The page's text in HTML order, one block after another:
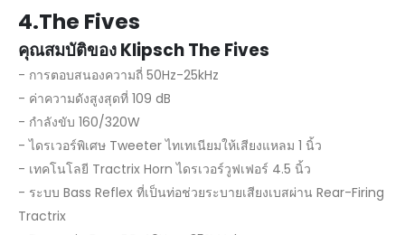
4.The Fives
คุณสมบัติของ Klipsch The Fives
- การตอบสนองความถี่ 50Hz-25kHz
- ค่าความดังสูงสุดที่ 109 dB
- กำลังขับ 160/320W
- ไดรเวอร์พิเศษ Tweeter ไทเทเนียมให้เสียงแหลม 1 นิ้ว
- เทคโนโลยี Tractrix Horn ไดรเวอร์วูฟเฟอร์ 4.5 นิ้ว
- ระบบ Bass Reflex ที่เป็นท่อช่วยระบายเสียงเบสผ่าน Rear-Firing
Tractrix